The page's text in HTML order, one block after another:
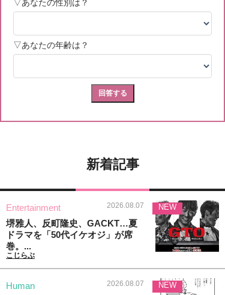
新着記事
Entertainment 2026.08.07
堺雅人、反町隆史、GACKT…夏
ドラマを「50代イケオジ」が席
巻。...
こじらぶ
NEW
Human 2026.08.07 NEW